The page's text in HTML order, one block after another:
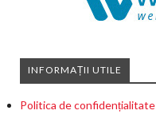
INFORMAȚII UTILE
Politica de confidențialitate